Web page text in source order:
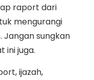
raport dari
mengurangi
Jangan sungkan
ini juga.
ijazah,